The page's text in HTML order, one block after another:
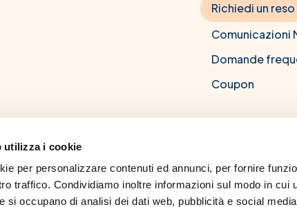
utilizza i cookie
per personalizzare contenuti ed annunci, per fornire
traffico. Condividiamo inoltre informazioni sul modo in cui
si occupano di analisi dei dati web, pubblicità e social
Richiedi un reso
Comunicazioni
Domande
Coupon
CM Farma srl
iscritto all'albo dei farmacisti di Napoli, numero 8239. Titolo
di Napoli Federico II. Codice deontologico dell'ordine dei